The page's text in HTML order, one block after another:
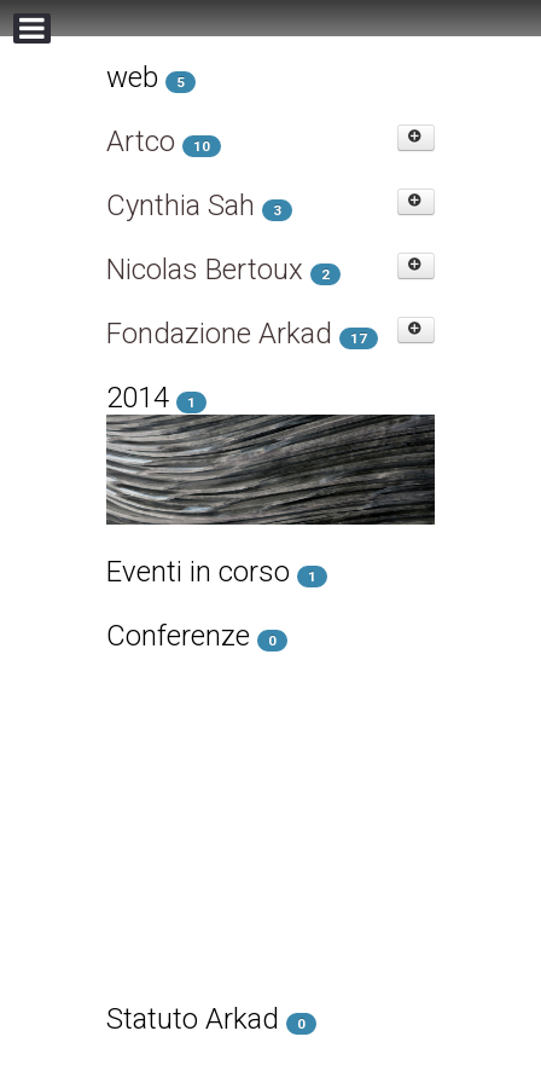
web 5
Artco 10
Cynthia Sah 3
Nicolas Bertoux 2
Fondazione Arkad 17
2014 1
Eventi in corso 1
Conferenze 0
Statuto Arkad 0